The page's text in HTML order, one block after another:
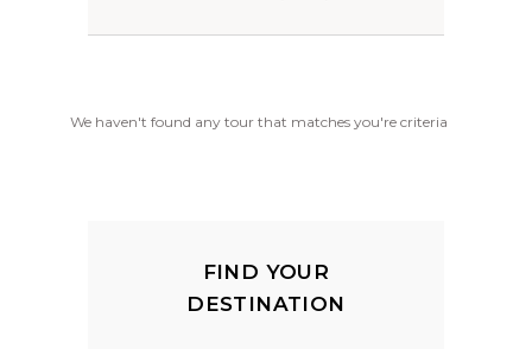
We haven't found any tour that matches you're criteria
FIND YOUR
DESTINATION